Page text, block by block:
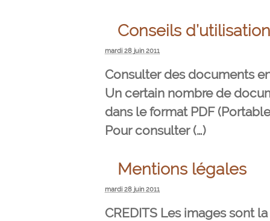
Conseils d’utilisation
mardi 28 juin 2011
Consulter des documents
Un certain nombre de
dans le format PDF
Pour consulter (…)
Mentions légales
mardi 28 juin 2011
CREDITS Les images sont